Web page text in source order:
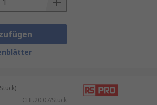
CHF.20.07/Stück